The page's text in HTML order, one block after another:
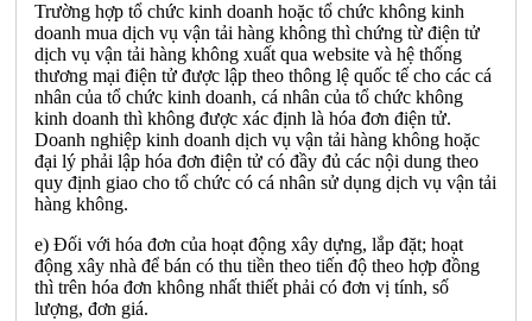
Trường hợp tổ chức kinh doanh hoặc tổ chức không kinh
doanh mua dịch vụ vận tải hàng không thì chứng từ điện tử
dịch vụ vận tải hàng không xuất qua website và hệ thống
thương mại điện tử được lập theo thông lệ quốc tế cho các cá
nhân của tổ chức kinh doanh, cá nhân của tổ chức không
kinh doanh thì không được xác định là hóa đơn điện tử.
Doanh nghiệp kinh doanh dịch vụ vận tải hàng không hoặc
đại lý phải lập hóa đơn điện tử có đầy đủ các nội dung theo
quy định giao cho tổ chức có cá nhân sử dụng dịch vụ vận tải
hàng không.
e) Đối với hóa đơn của hoạt động xây dựng, lắp đặt; hoạt
động xây nhà để bán có thu tiền theo tiến độ theo hợp đồng
thì trên hóa đơn không nhất thiết phải có đơn vị tính, số
lượng, đơn giá.